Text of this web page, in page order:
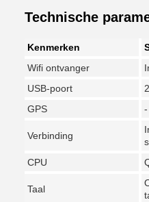
Technische
Kenmerken
Wifi ontvanger
USB-poort
2
GPS
Verbinding
CPU
Taal